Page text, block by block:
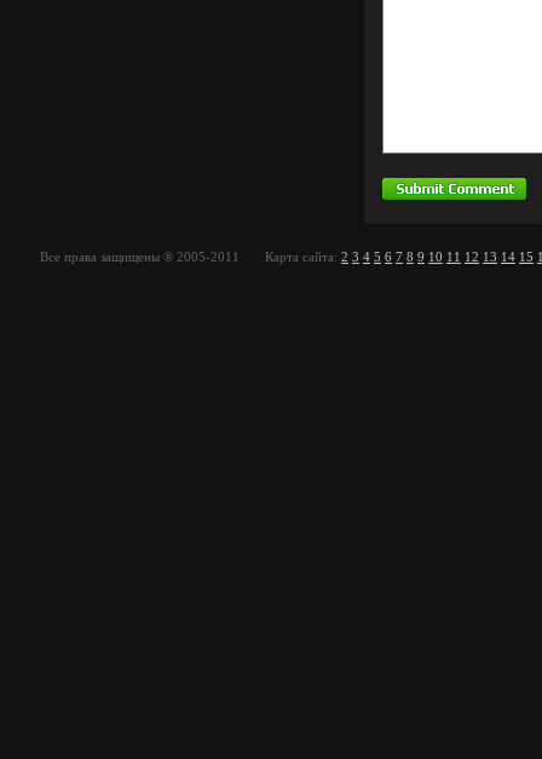
Все права защищены ® 2005-2011 Карта сайта: 2 3 4 5 6 7 8 9 10 11 12 13 14 15